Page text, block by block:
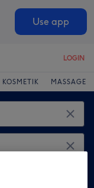
Use app
LOGIN
KOSMETIK MASSAGE